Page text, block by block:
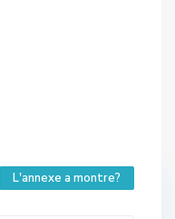
L'annexe a montre?